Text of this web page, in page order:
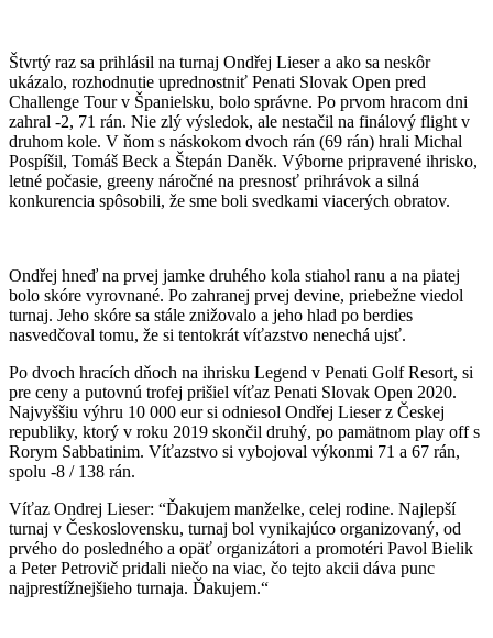
Štvrtý raz sa prihlásil na turnaj Ondřej Lieser a ako sa neskôr
ukázalo, rozhodnutie uprednostniť Penati Slovak Open pred
Challenge Tour v Španielsku, bolo správne. Po prvom hracom dni
zahral -2, 71 rán. Nie zlý výsledok, ale nestačil na finálový flight v
druhom kole. V ňom s náskokom dvoch rán (69 rán) hrali Michal
Pospíšil, Tomáš Beck a Štepán Daněk. Výborne pripravené ihrisko,
letné počasie, greeny náročné na presnosť prihrávok a silná
konkurencia spôsobili, že sme boli svedkami viacerých obratov.
Ondřej hneď na prvej jamke druhého kola stiahol ranu a na piatej
bolo skóre vyrovnané. Po zahranej prvej devine, priebežne viedol
turnaj. Jeho skóre sa stále znižovalo a jeho hlad po berdies
nasvedčoval tomu, že si tentokrát víťazstvo nenechá ujsť.
Po dvoch hracích dňoch na ihrisku Legend v Penati Golf Resort, si
pre ceny a putovnú trofej prišiel víťaz Penati Slovak Open 2020.
Najvyššiu výhru 10 000 eur si odniesol Ondřej Lieser z Českej
republiky, ktorý v roku 2019 skončil druhý, po pamätnom play off s
Rorym Sabbatinim. Víťazstvo si vybojoval výkonmi 71 a 67 rán,
spolu -8 / 138 rán.
Víťaz Ondrej Lieser: “Ďakujem manželke, celej rodine. Najlepší
turnaj v Československu, turnaj bol vynikajúco organizovaný, od
prvého do posledného a opäť organizátori a promotéri Pavol Bielik
a Peter Petrovič pridali niečo na viac, čo tejto akcii dáva punc
najprestížnejšieho turnaja. Ďakujem.“